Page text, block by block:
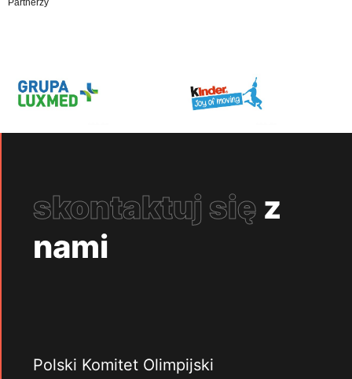
skontaktuj się z
nami
Polski Komitet Olimpijski